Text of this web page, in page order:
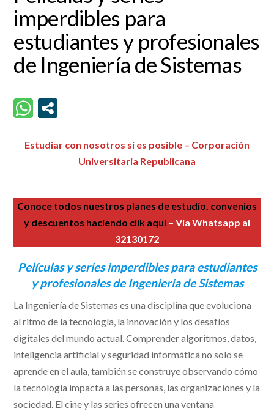
imperdibles para
estudiantes y profesionales
de Ingeniería de Sistemas
Estudiar con nosotros sí es posible – Corporación
Universitaria Republicana
Conoce todos nuestros planes de estudio, convenios
y descuentos haciendo clik aquí– Vía Whatsapp al
32130172
Películas y series imperdibles para estudiantes
y profesionales de Ingeniería de Sistemas
La Ingeniería de Sistemas es una disciplina que evoluciona
al ritmo de la tecnología, la innovación y los desafíos
digitales del mundo actual. Comprender algoritmos, datos,
inteligencia artificial y seguridad informática no solo se
aprende en el aula, también se construye observando cómo
la tecnología impacta a las personas, las organizaciones y la
sociedad. El cine y las series ofrecen una ventana